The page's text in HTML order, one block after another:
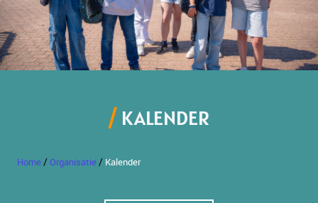
KALENDER
Home/Organisatie/ Kalender